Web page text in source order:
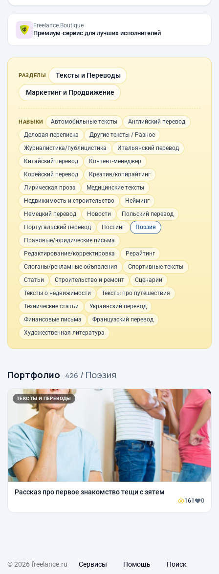
Freelance.Boutique
Премиум-сервис для лучших исполнителей
РАЗДЕЛЫ Тексты и Переводы
Маркетинг и Продвижение
НАВЫКИ Автомобильные тексты
Английский перевод
Деловая переписка
Другие тексты / Разное
Журналистика/публицистика
Итальянский перевод
Китайский перевод
Контент-менеджер
Корейский перевод
Креатив/копирайтинг
Лирическая проза
Медицинские тексты
Недвижимость и строительство
Нейминг
Немецкий перевод
Новости
Польский перевод
Португальский перевод
Постинг
Поэзия
Правовые/юридические письма
Редактирование/корректировка
Рерайтинг
Слоганы/рекламные объявления
Спортивные тексты
Статьи
Строительство и ремонт
Сценарии
Тексты о недвижимости
Тексты про путешествия
Технические статьи
Украинский перевод
Финансовые письма
Французский перевод
Художественная литература
Портфолио · 426 / Поэзия
ТЕКСТЫ И ПЕРЕВОДЫ
Рассказ про первое знакомство тещи с зятем
161 0
© 2026 freelance.ru Сервисы Помощь Поиск